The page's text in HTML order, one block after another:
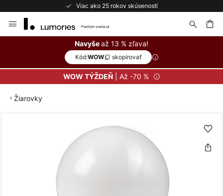
Viac ako 25 rokov skúseností
to
Navyšeaž 13 % zľava!
Kód:WOW skopírovať
WOW TÝŽDEŇ| Až -70 %
Žiarovky